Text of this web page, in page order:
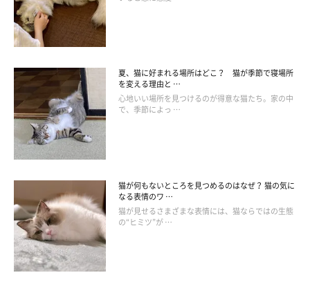
夏、猫に好まれる場所はどこ？ 猫が季節で寝場所
を変える理由と …
心地いい場所を見つけるのが得意な猫たち。家の中
で、季節によっ …
猫が何もないところを見つめるのはなぜ？ 猫の気に
なる表情のワ …
猫が見せるさまざまな表情には、猫ならではの生態
の“ヒミツ”が …